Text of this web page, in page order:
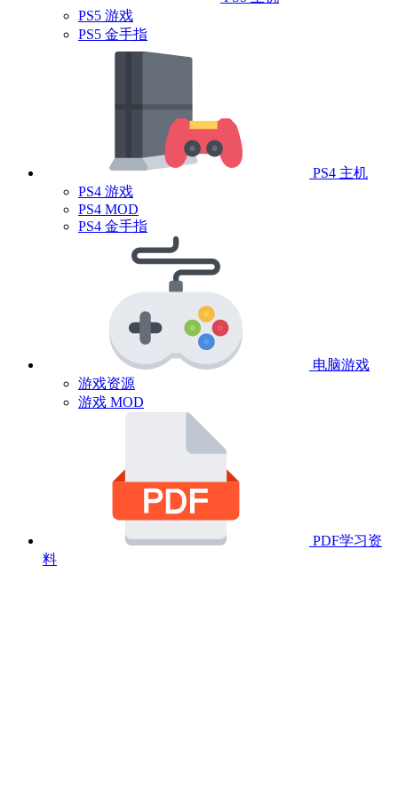
PS5 游戏
PS5 金手指
PS4 主机
PS4 游戏
PS4 MOD
PS4 金手指
电脑游戏
游戏资源
游戏 MOD
PDF学习资
料